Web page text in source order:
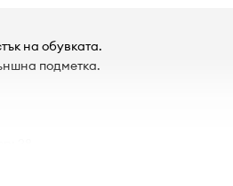
на обувката.
подметка.